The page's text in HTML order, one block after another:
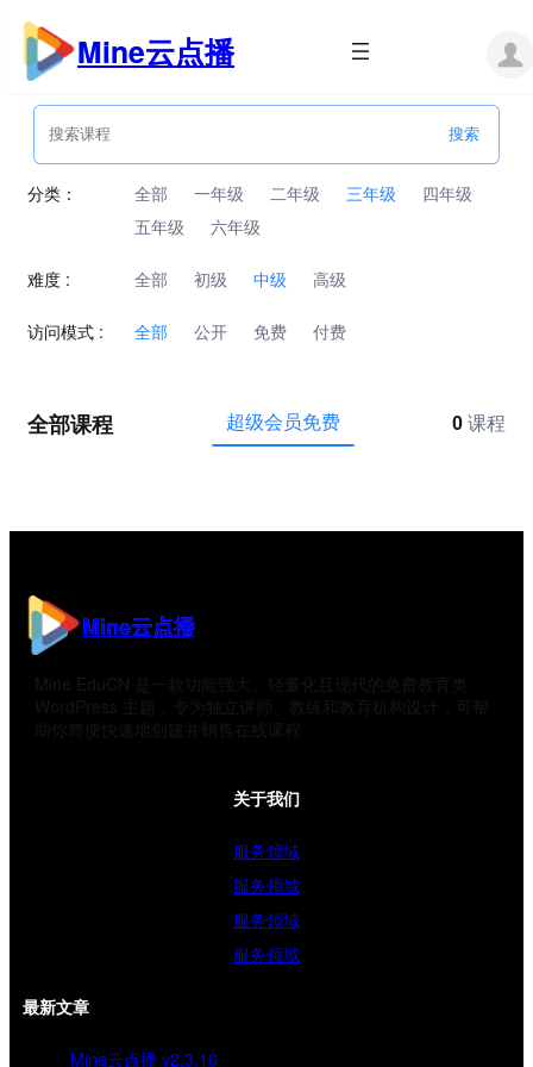
跳
内
Mine云点播
分类： 全部 一年级 二年级 三年级
四年级
五年级
六年级
难度 : 全部 初级 中级 高级
访问模式 : 全部 公开 免费 付费
全部课程 超级会员免费 0 课程
Mine云点播
Mine EduCN 是一款功能强大、轻量化且现代的免费教育类
WordPress 主题，专为独立讲师、教练和教育机构设计，可帮
助你简便快速地创建并销售在线课程
关于我们
服务领域
服务领域
服务领域
服务领域
最新文章
Mine云点播 v2.3.10